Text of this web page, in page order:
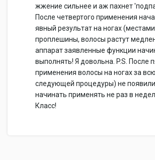
жжение сильнее и аж пахнет
После четвертого применения
явный результат на ногах
проплешины, волосы растут
аппарат заявленные функции
выполнять! Я довольна. P.S. После
применения волосы на ногах за
следующей процедуры) не
начинать применять не раз в
Класс!